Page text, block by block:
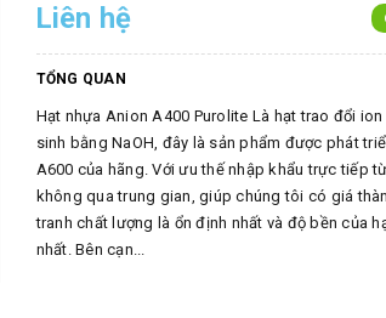
Liên hệ
TỔNG QUAN
Hạt nhựa Anion A400 Purolite Là hạt trao đổi
sinh bằng NaOH, đây là sản phẩm được phát
A600 của hãng. Với ưu thế nhập khẩu trực tiếp
không qua trung gian, giúp chúng tôi có giá
tranh chất lượng là ổn định nhất và độ bền của
nhất. Bên cạn...